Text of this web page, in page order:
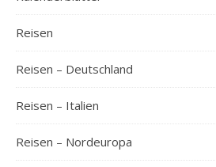
Reisen
Reisen – Deutschland
Reisen – Italien
Reisen – Nordeuropa